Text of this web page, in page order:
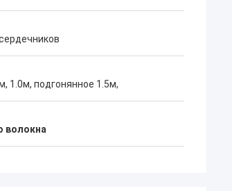
1.0м, подгонянное 1.5м,
волокна